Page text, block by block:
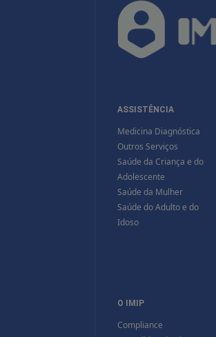
ASSISTÊNCIA
Medicina Diagnóstica
Outros Serviços
Saúde da Criança e do
Adolescente
Saúde da Mulher
Saúde do Adulto e do
Idoso
O IMIP
Compliance